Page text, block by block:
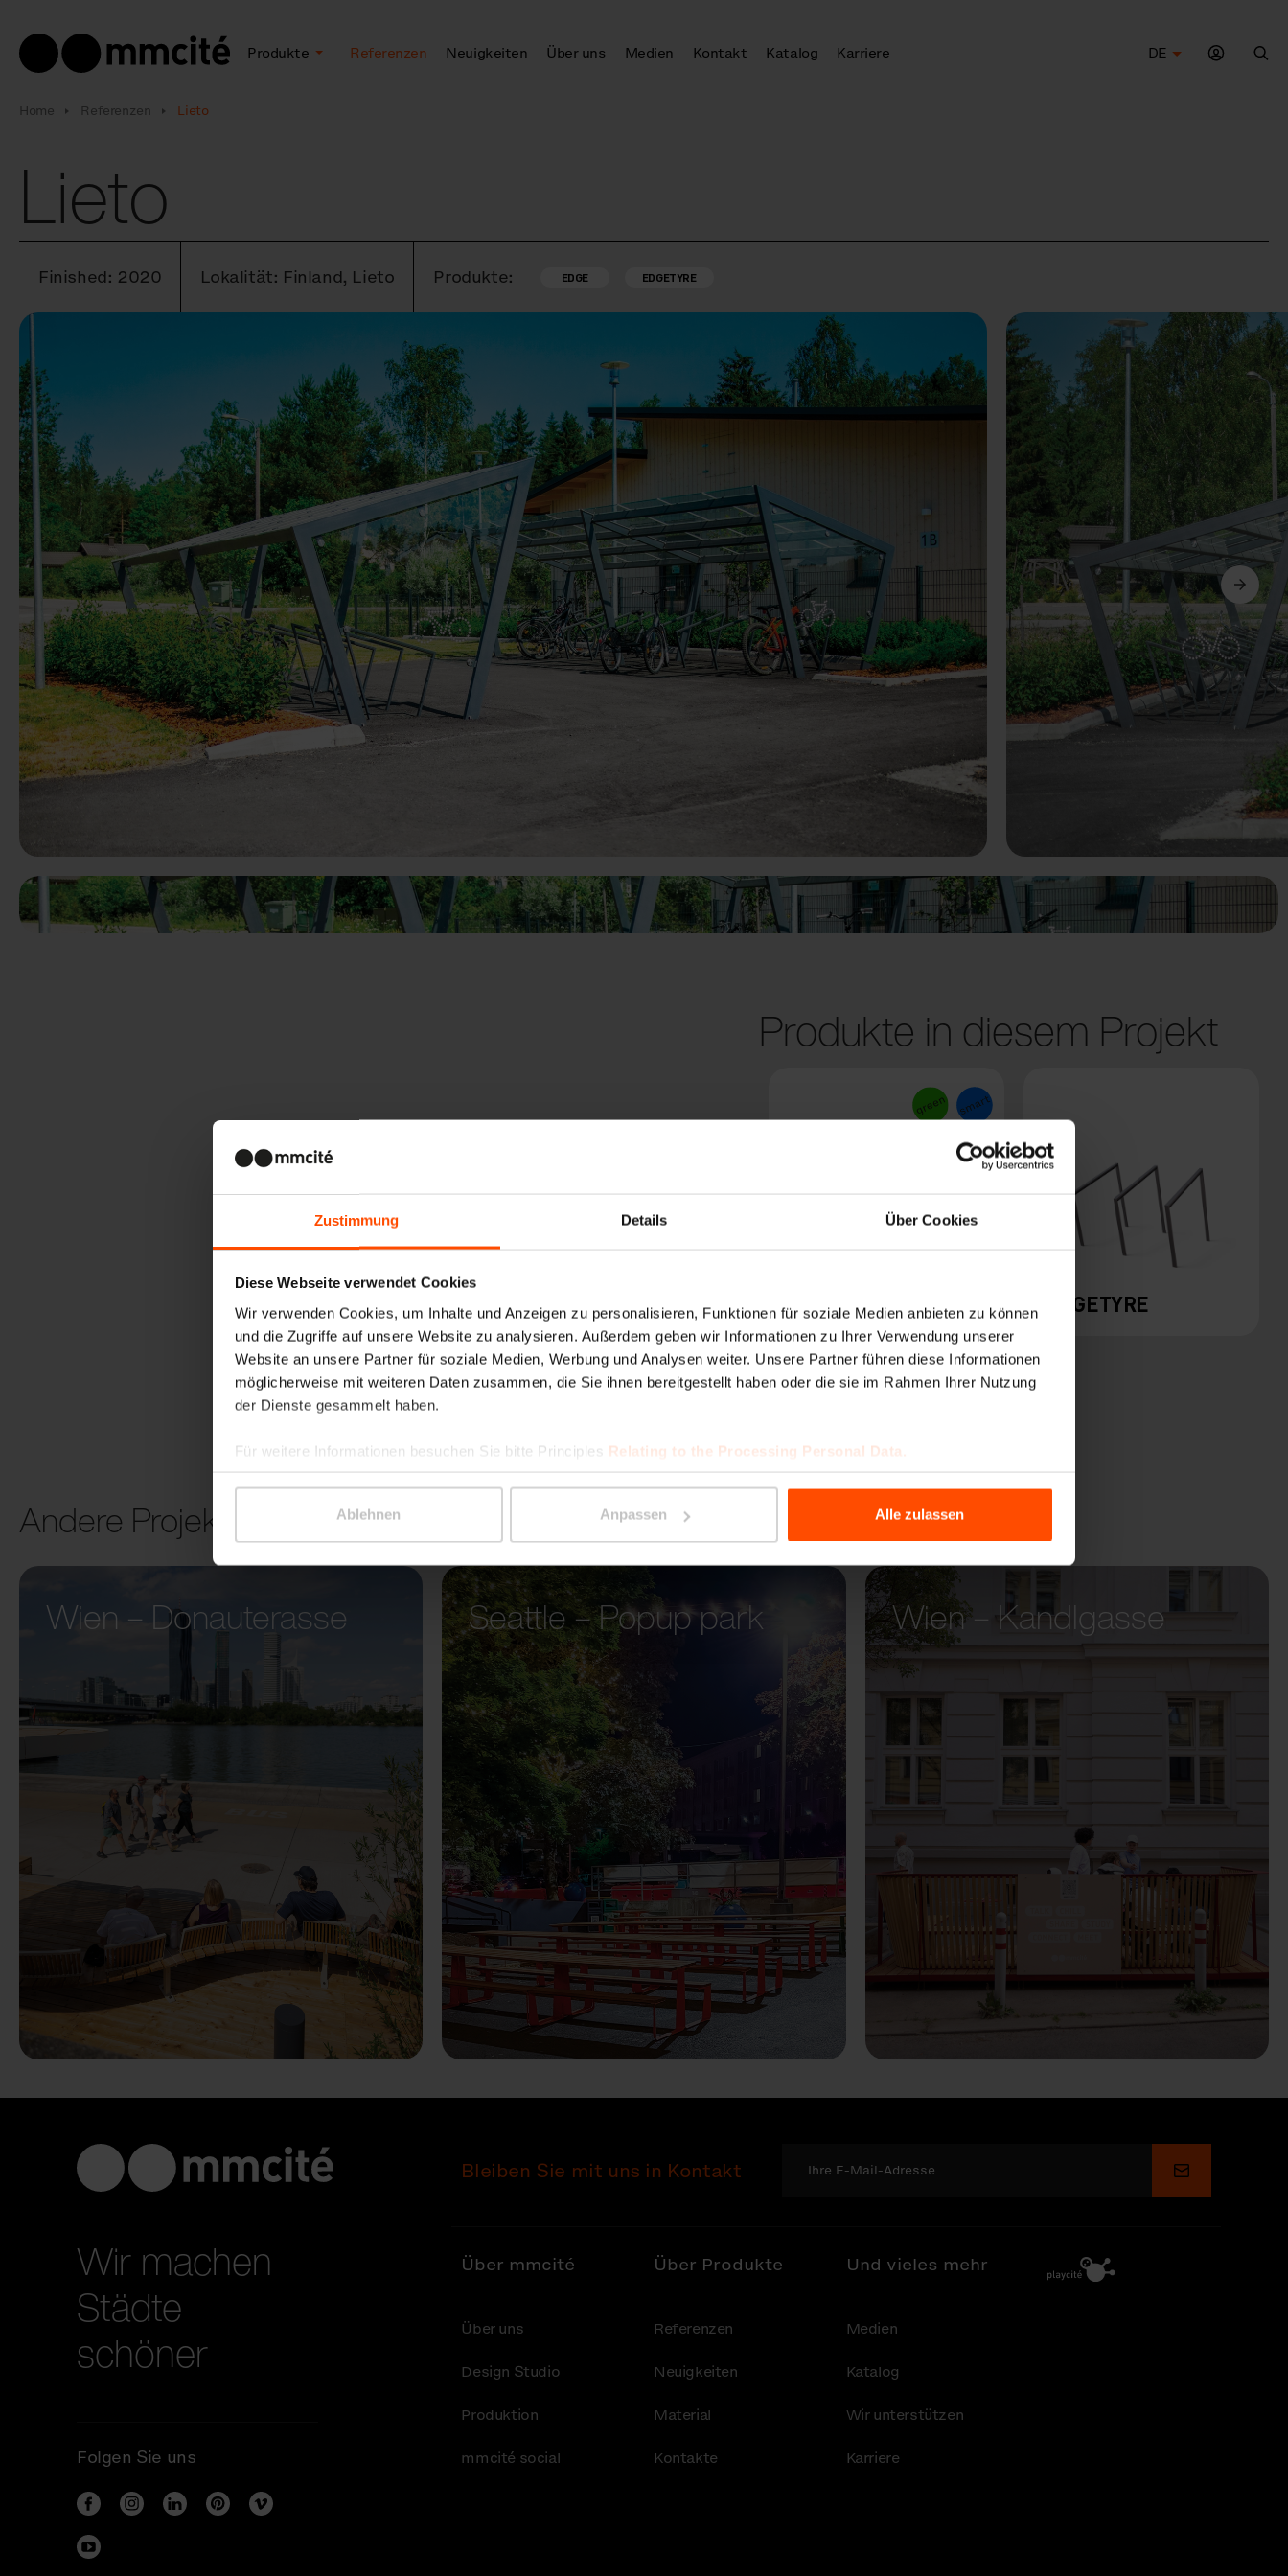
Zustimmung Details Über Cookies
Diese Webseite verwendet Cookies
Wir verwenden Cookies, um Inhalte und Anzeigen zu personalisieren, Funktionen für soziale Medien anbieten zu können
und die Zugriffe auf unsere Website zu analysieren. Außerdem geben wir Informationen zu Ihrer Verwendung unserer
Website an unsere Partner für soziale Medien, Werbung und Analysen weiter. Unsere Partner führen diese Informationen
möglicherweise mit weiteren Daten zusammen, die Sie ihnen bereitgestellt haben oder die sie im Rahmen Ihrer Nutzung
der Dienste gesammelt haben.
Für weitere Informationen besuchen Sie bitte Principles Relating to the Processing Personal Data.
Ablehnen Anpassen Alle zulassen
Produkte Referenzen Neuigkeiten Über uns Medien Kontakt Katalog Karriere
DE
Home Referenzen Lieto
Lieto
Finished: 2020 Lokalität: Finland, Lieto Produkte: EDGE EDGETYRE
Vorige Weiter
Produkte in diesem Projekt
EDGE EDGETYRE
Andere Projekte
Wien – Donauterasse
Seattle – Popup park Wien – Kandlgasse
Wir machen
Städte
schöner
Folgen Sie uns
Bleiben Sie mit uns in Kontakt Senden
Über mmcité
Über uns
Design Studio
Produktion
mmcité social
Über Produkte
Referenzen
Neuigkeiten
Material
Kontakte
Und vieles mehr
Medien
Katalog
Wir unterstützen
Karriere